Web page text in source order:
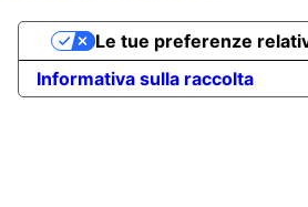
Informativa sulla raccolta
Le tue preferenze